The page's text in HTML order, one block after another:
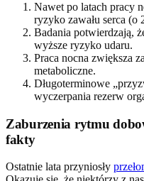
Nawet po latach pracy
ryzyko zawału serca (o
Badania potwierdzają,
wyższe ryzyko udaru.
Praca nocna zwiększa
metaboliczne.
Długoterminowe
wyczerpania rezerw
Zaburzenia rytmu
fakty
Ostatnie lata przyniosły